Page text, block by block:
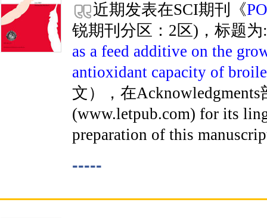
近期发表在SCI期刊《
锐期刊分区：2区)，标题
as a feed additive on the
antioxidant capacity of
文），在Acknowledgments
(www.letpub.com) for its
preparation of this
-----